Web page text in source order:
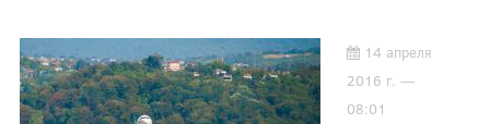
14 апреля
2016 г. —
08:01